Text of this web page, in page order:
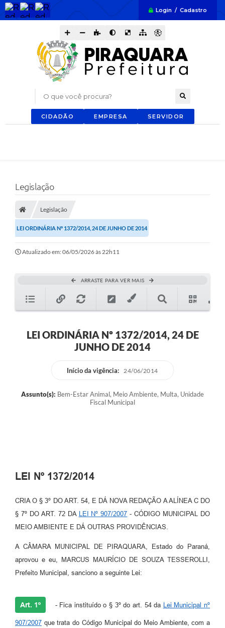
Login / Cadastro
O que você procura?
CIDADÃO EMPRESA SERVIDOR
Legislação
Legislação
LEI ORDINÁRIA Nº 1372/2014, 24 DE JUNHO DE 2014
Atualizado em: 06/05/2026 às 22h11
ARRASTE PARA VER MAIS
LEI ORDINÁRIA Nº 1372/2014, 24 DE
JUNHO DE 2014
Início da vigência: 24/06/2014
Assunto(s): Bem-Estar Animal, Meio Ambiente, Multa, Unidade
Fiscal Municipal
LEI Nº 1372/2014
CRIA O § 3º DO ART. 54, E DÁ NOVA REDAÇÃO A ALÍNEA C DO
§ 7º DO ART. 72 DA
LEI Nº 907/2007 - CÓDIGO MUNICIPAL DO
MEIO AMBIENTE E DÁ OUTRAS PROVIDÊNCIAS.
A CÂMARA MUNICIPAL DE PIRAQUARA, Estado do Paraná,
aprovou e eu, MARCUS MAURÍCIO DE SOUZA TESSEROLLI,
Prefeito Municipal, sanciono a seguinte Lei:
Art. 1º - Fica instituído o § 3º do art. 54 da Lei Municipal nº
907/2007 que trata do Código Municipal do Meio Ambiente, com a